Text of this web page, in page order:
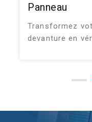
Panneau
Transformez
devanture en